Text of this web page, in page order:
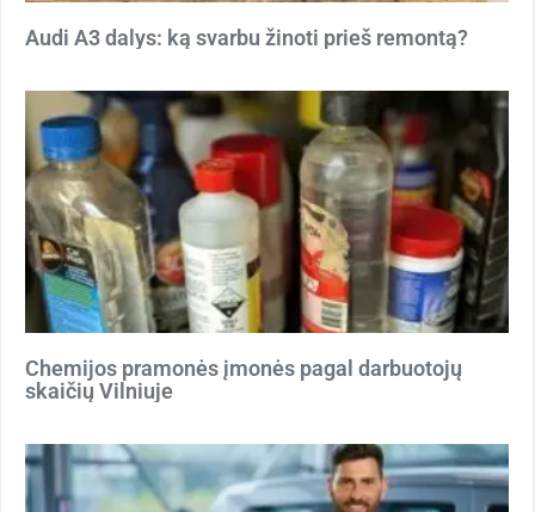
Audi A3 dalys: ką svarbu žinoti prieš remontą?
Chemijos pramonės įmonės pagal darbuotojų
skaičių Vilniuje